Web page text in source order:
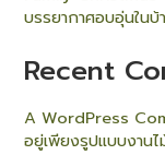
บรรยากาศอบอุ่นในบ้
Recent
A WordPress
อยู่เพียงรูปแบบงานไ